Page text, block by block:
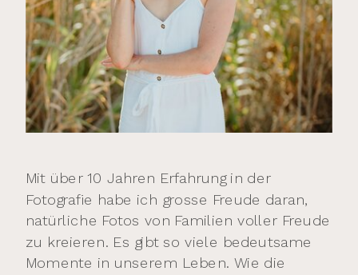
Mit über 10 Jahren Erfahrung in der
Fotografie habe ich grosse Freude daran,
natürliche Fotos von Familien voller Freude
zu kreieren. Es gibt so viele bedeutsame
Momente in unserem Leben. Wie die